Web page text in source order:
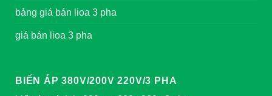
bảng giá bán lioa 3 pha
giá bán lioa 3 pha
BIẾN ÁP 380V/200V 220V/3 PHA